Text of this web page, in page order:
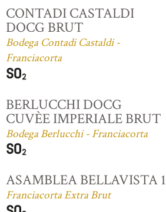
CONTADI CASTALDI
DOCG BRUT
Bodega Contadi Castaldi -
Franciacorta
BERLUCCHI DOCG
CUVÈE IMPERIALE BRUT
Bodega Berlucchi - Franciacorta
ASAMBLEA BELLAVISTA 1
Franciacorta Extra Brut